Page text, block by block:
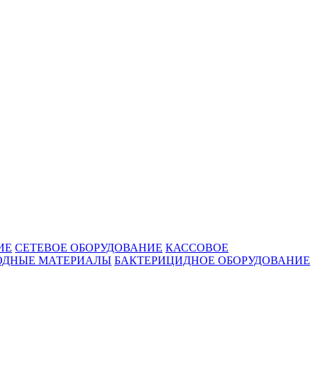
СЕТЕВОЕ ОБОРУДОВАНИЕ КАССОВОЕ
МАТЕРИАЛЫ БАКТЕРИЦИДНОЕ ОБОРУДОВАНИЕ